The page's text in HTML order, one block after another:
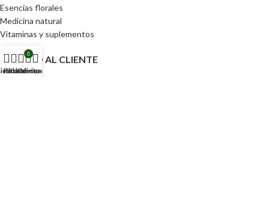
Esencias florales
Medicina natural
Vitaminas y suplementos
SERVICIO AL CLIENTE
Filtros
de deseos
0
Carrito
Mi cuenta